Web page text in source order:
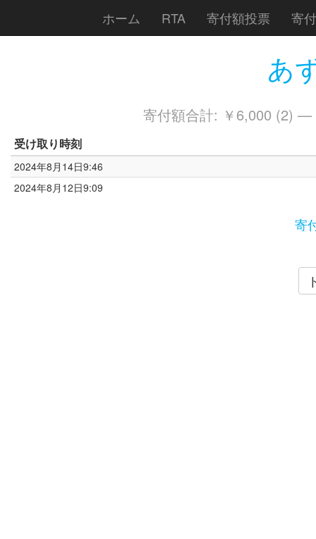
ホーム RTA 寄付額投票 寄
あ
寄付額合計: ￥6,000 (2) —
受け取り時刻
2024年8月14日9:46
2024年8月12日9:09
寄